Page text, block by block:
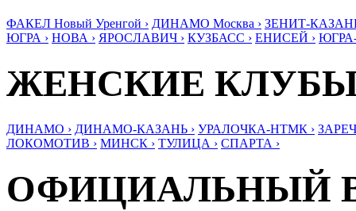
ФАКЕЛ Новый Уренгой › ДИНАМО Москва › ЗЕНИТ-
ЮГРА › НОВА › ЯРОСЛАВИЧ › КУЗБАСС › ЕНИСЕЙ ›
ЖЕНСКИЕ
ДИНАМО › ДИНАМО-КАЗАНЬ › УРАЛОЧКА-НТМК ›
ЛОКОМОТИВ › МИНСК › ТУЛИЦА › СПАРТА ›
ОФИЦИАЛЬНЫЙ